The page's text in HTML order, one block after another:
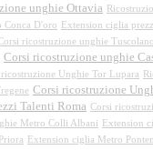
unghie Ottavia
Conca D'oro
Extension ciglia
ricostruzione unghie Tuscolano
Corsi ricostruzione unghie
Unghie Tor Lupara
Corsi ricostruzione
Talenti Roma Corsi
Metro Colli Albani
Extension
Extension ciglia Metro